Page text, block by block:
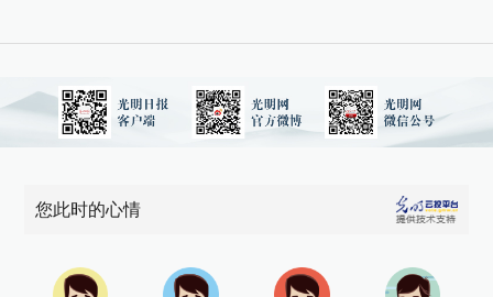
您此时的心情